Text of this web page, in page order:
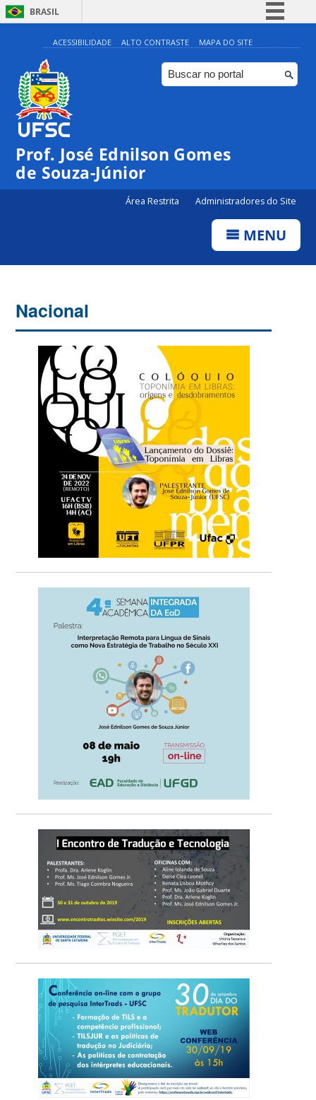
BRASIL
Simplifique!
Comunica BR
Participe
Canais
ACESSIBILIDADE ALTO CONTRASTE MAPA DO SITE
Prof. José Ednilson Gomes
de Souza-Júnior
Área Restrita Administradores do Site
MENU
Nacional